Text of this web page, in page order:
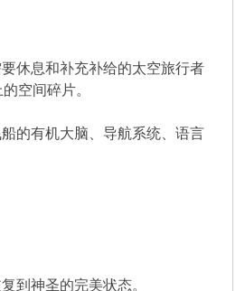
休息和补充补给的太空旅行者
空间碎片。
的有机大脑、导航系统、语言
到神圣的完美状态。